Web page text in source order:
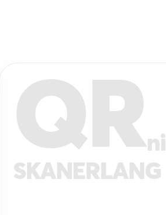
QRni
SKANERLANG